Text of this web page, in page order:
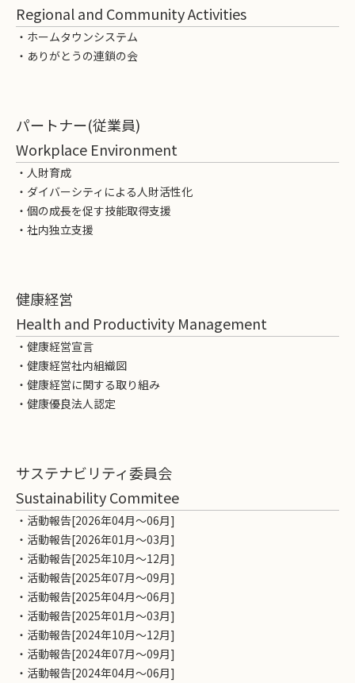
Regional and Community Activities
・ホームタウンシステム
・ありがとうの連鎖の会
パートナー(従業員)
Workplace Environment
・人財育成
・ダイバーシティによる人財活性化
・個の成長を促す技能取得支援
・社内独立支援
健康経営
Health and Productivity Management
・健康経営宣言
・健康経営社内組織図
・健康経営に関する取り組み
・健康優良法人認定
サステナビリティ委員会
Sustainability Commitee
・活動報告[2026年04月～06月]
・活動報告[2026年01月～03月]
・活動報告[2025年10月～12月]
・活動報告[2025年07月～09月]
・活動報告[2025年04月～06月]
・活動報告[2025年01月～03月]
・活動報告[2024年10月～12月]
・活動報告[2024年07月～09月]
・活動報告[2024年04月～06月]